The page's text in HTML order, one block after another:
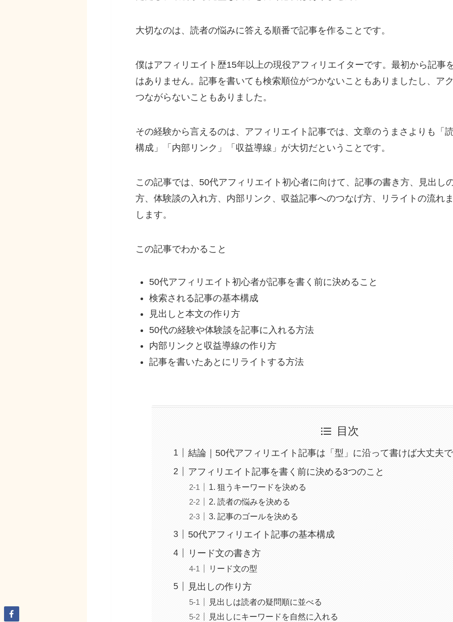
大切なのは、読者の悩みに答える順番で記事を作ることです。
僕はアフィリエイト歴15年以上の現役アフィリエイターです。最初から記事
はありません。記事を書いても検索順位がつかないこともありましたし、ア
つながらないこともありました。
その経験から言えるのは、アフィリエイト記事では、文章のうまさよりも「
構成」「内部リンク」「収益導線」が大切だということです。
この記事では、50代アフィリエイト初心者に向けて、記事の書き方、見出し
方、体験談の入れ方、内部リンク、収益記事へのつなげ方、リライトの流れ
します。
この記事でわかること
50代アフィリエイト初心者が記事を書く前に決めること
検索される記事の基本構成
見出しと本文の作り方
50代の経験や体験談を記事に入れる方法
内部リンクと収益導線の作り方
記事を書いたあとにリライトする方法
目次
結論｜50代アフィリエイト記事は「型」に沿って書けば大丈夫
アフィリエイト記事を書く前に決める3つのこと
1. 狙うキーワードを決める
2. 読者の悩みを決める
3. 記事のゴールを決める
50代アフィリエイト記事の基本構成
リード文の書き方
リード文の型
見出しの作り方
見出しは読者の疑問順に並べる
見出しにキーワードを自然に入れる